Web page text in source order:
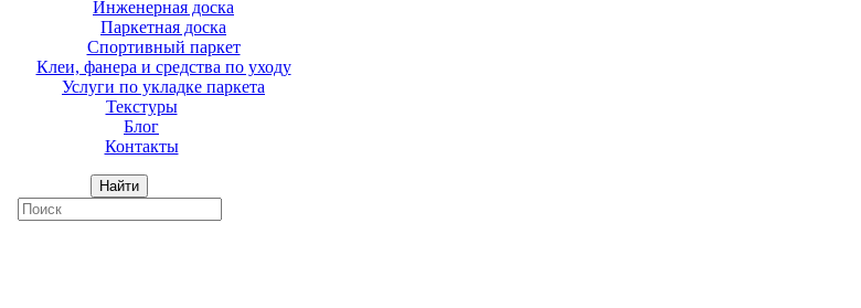
Инженерная доска
Паркетная доска
Спортивный паркет
Клеи, фанера и средства по уходу
Услуги по укладке паркета
Текстуры
Блог
Контакты
Найти